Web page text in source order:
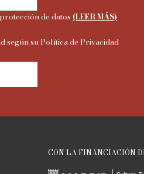
de datos (LEER MÁS)
según su Política de Privacidad
CON LA FINANCIACIÓN